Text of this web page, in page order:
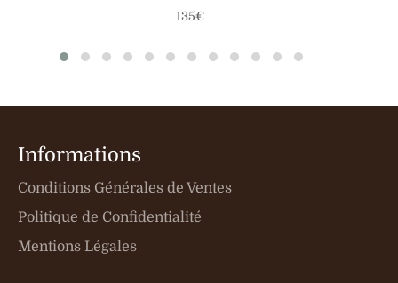
Prix
135€
Informations
Conditions Générales de Ventes
Politique de Confidentialité
Mentions Légales